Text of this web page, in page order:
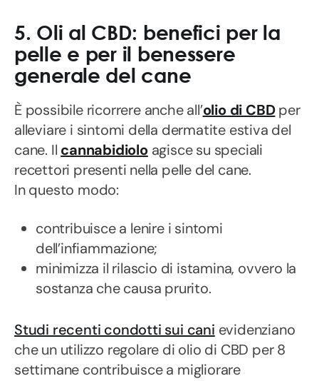
5. Oli al CBD: benefici per la
pelle e per il benessere
generale del cane
È possibile ricorrere anche all’olio di CBDper
alleviare i sintomi della dermatite estiva del
cane. Il cannabidioloagisce su speciali
recettori presenti nella pelle del cane.
In questo modo:
contribuisce a lenire i sintomi
dell’infiammazione;
minimizza il rilascio di istamina, ovvero la
sostanza che causa prurito.
Studi recenti condotti sui cani evidenziano
che un utilizzo regolare di olio di CBD per 8
settimane contribuisce a migliorare